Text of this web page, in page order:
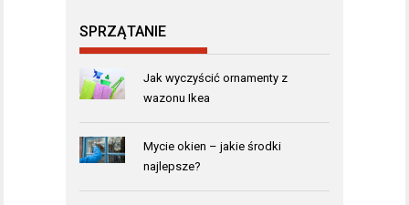
SPRZĄTANIE
Jak wyczyścić ornamenty z
wazonu Ikea
Mycie okien – jakie środki
najlepsze?